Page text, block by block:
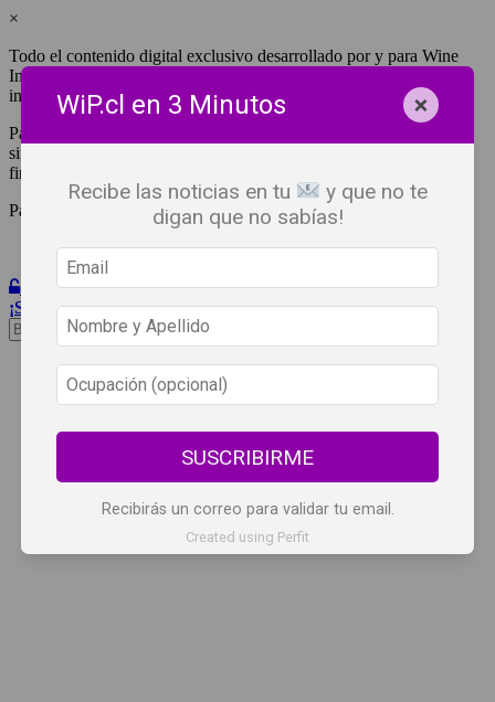
×
Todo el contenido digital exclusivo desarrollado por y para Wine
Independent Press Chile, cuenta con derechos de propiedad
intelectual.
Para tener acceso a una copia y/o impresión de cualquiera de ellos
sin fines de lucro, debes ser #SuscriptorWiP.^Para su réplica con
fines comerciales debes contactar al e-mail
Pagas una sola vez al año y disfrutas por 12 meses.
Iniciar Sesión
¡Suscribete! BeneficiosWiP
Buscar:
Síguenos
WiP.cl en 3 Minutos ×
Recibe las noticias en tu
y que no te
digan que no sabías!
SUSCRIBIRME
Recibirás un correo para validar tu email.
Created using Perfit